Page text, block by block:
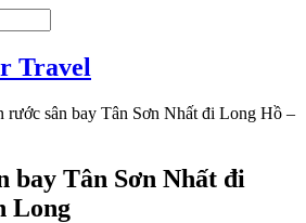
Travel
rước sân bay Tân Sơn Nhất đi Long Hồ –
bay Tân Sơn Nhất đi
Long